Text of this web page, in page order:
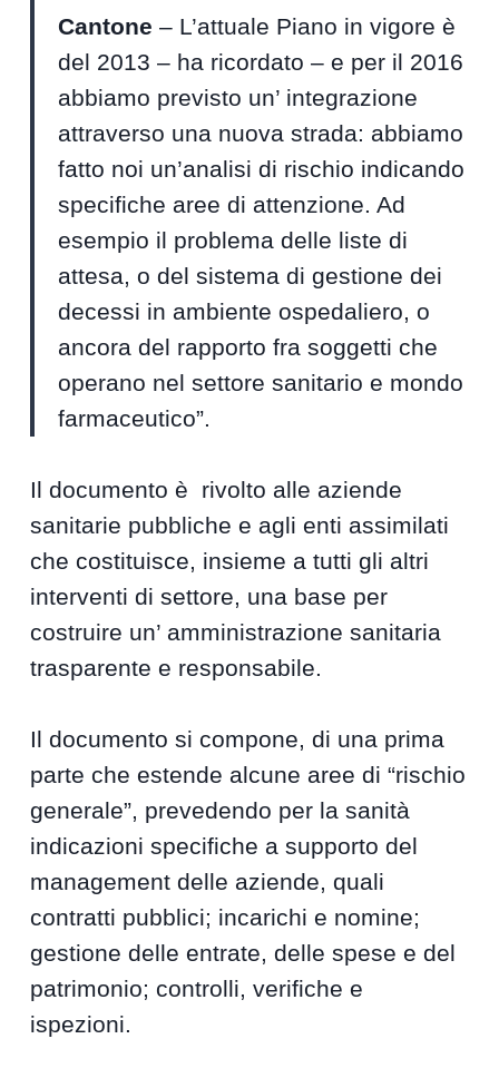
Cantone – L’attuale Piano in vigore è
del 2013 – ha ricordato – e per il 2016
abbiamo previsto un’ integrazione
attraverso una nuova strada: abbiamo
fatto noi un’analisi di rischio indicando
specifiche aree di attenzione. Ad
esempio il problema delle liste di
attesa, o del sistema di gestione dei
decessi in ambiente ospedaliero, o
ancora del rapporto fra soggetti che
operano nel settore sanitario e mondo
farmaceutico”.
Il documento è rivolto alle aziende
sanitarie pubbliche e agli enti assimilati
che costituisce, insieme a tutti gli altri
interventi di settore, una base per
costruire un’ amministrazione sanitaria
trasparente e responsabile.
Il documento si compone, di una prima
parte che estende alcune aree di “rischio
generale”, prevedendo per la sanità
indicazioni specifiche a supporto del
management delle aziende, quali
contratti pubblici; incarichi e nomine;
gestione delle entrate, delle spese e del
patrimonio; controlli, verifiche e
ispezioni.